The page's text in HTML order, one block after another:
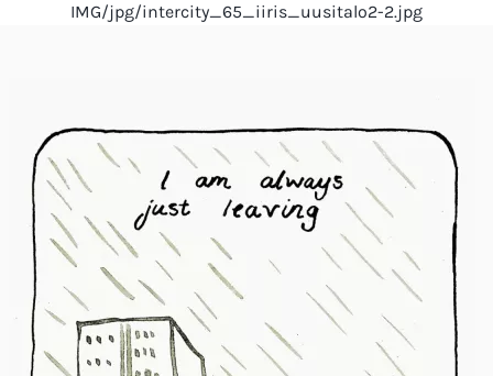
IMG/jpg/intercity_65_iiris_uusitalo2-2.jpg